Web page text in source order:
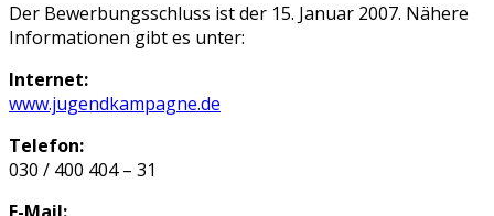
Der Bewerbungsschluss ist der 15. Januar 2007. Nähere
Informationen gibt es unter:
Internet:
www.jugendkampagne.de
Telefon:
030 / 400 404 – 31